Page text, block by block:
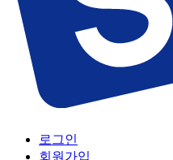
로그인
회원가입